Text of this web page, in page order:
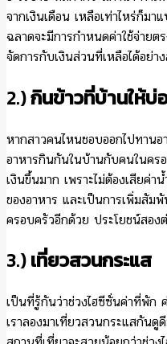
จากเงินเดือน เหลือเท่าไหร่ก็มา
ฉลาดจะมีการกำหนดค่าใช้จ่ายต
จัดการกับเงินส่วนที่เหลือได้อย่า
2.)กินข้าวที่บ้านให้บ่
หากสาวคนไหนชอบออกไปทาน
อาหารกินกันในบ้านกับคนในคร
เงินขึ้นมาก เพราะไม่ต้องเสียค่
ของอาหาร และเป็นการเพิ่มสัม
ครอบครัวอีกด้วย ประโยชน์สอง
3.)เที่ยวสวนกระแส
เป็นที่รู้กันว่าช่วงไฮซีซั่นค่าที่พัก
เราลองมาเที่ยวสวนกระแสกัน